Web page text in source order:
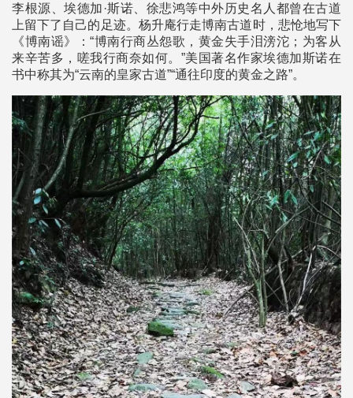
李根源、埃德加·斯诺、徐悲鸿等中外历史名人都曾在古道
上留下了自己的足迹。杨升庵行走博南古道时，悲怆地写下
《博南谣》：“博南行商丛怨歌，黄金失手泪滂沱；为客从
来辛苦多，嗟我行商奈如何。”美国著名作家埃德加斯诺在
书中称其为“云南的皇家古道”“通往印度的黄金之路”。